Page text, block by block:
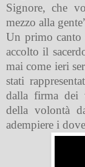
Signore, che
mezzo alla
Un primo canto
accolto il
mai come ieri
stati
dalla firma dei
della volontà
adempiere i